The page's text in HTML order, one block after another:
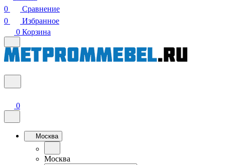
0
Сравнение
0
Избранное
0 Корзина
0
Москва
Москва